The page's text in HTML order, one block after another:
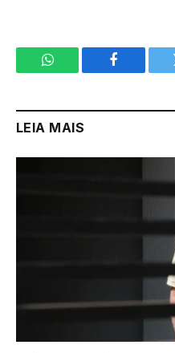
WhatsApp Facebook
LEIA MAIS